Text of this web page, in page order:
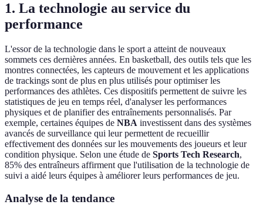
1. La technologie au service du
performance
L'essor de la technologie dans le sport a atteint de nouveaux
sommets ces dernières années. En basketball, des outils tels que les
montres connectées, les capteurs de mouvement et les applications
de trackings sont de plus en plus utilisés pour optimiser les
performances des athlètes. Ces dispositifs permettent de suivre les
statistiques de jeu en temps réel, d'analyser les performances
physiques et de planifier des entraînements personnalisés. Par
exemple, certaines équipes de NBA investissent dans des systèmes
avancés de surveillance qui leur permettent de recueillir
effectivement des données sur les mouvements des joueurs et leur
condition physique. Selon une étude de Sports Tech Research,
85% des entraîneurs affirment que l'utilisation de la technologie de
suivi a aidé leurs équipes à améliorer leurs performances de jeu.
Analyse de la tendance